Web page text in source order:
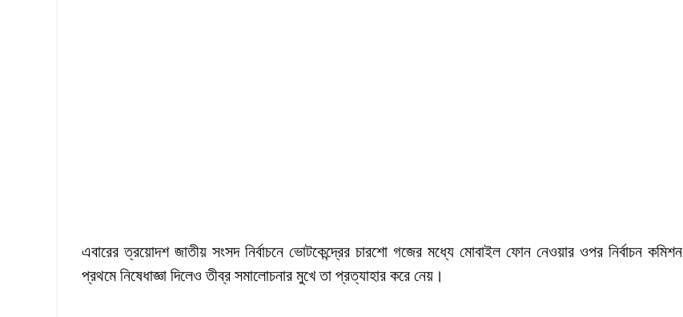
এবারের ত্রয়োদশ জাতীয় সংসদ নির্বাচনে ভোটকেন্দ্রের চারশো গজের মধ্যে মোবাইল ফোন নেওয়ার ওপর নির্বাচন কমিশন
প্রথমে নিষেধাজ্ঞা দিলেও তীব্র সমালোচনার মুখে তা প্রত্যাহার করে নেয়।